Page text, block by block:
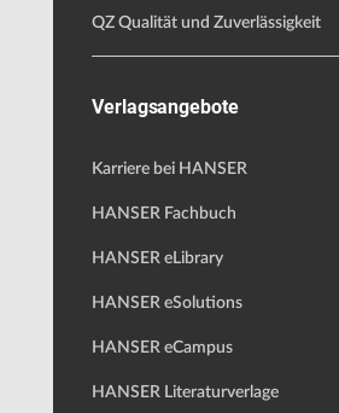
QZ Qualität und Zuverlässigkeit
Verlagsangebote
Karriere bei HANSER
HANSER Fachbuch
HANSER eLibrary
HANSER eSolutions
HANSER eCampus
HANSER Literaturverlage